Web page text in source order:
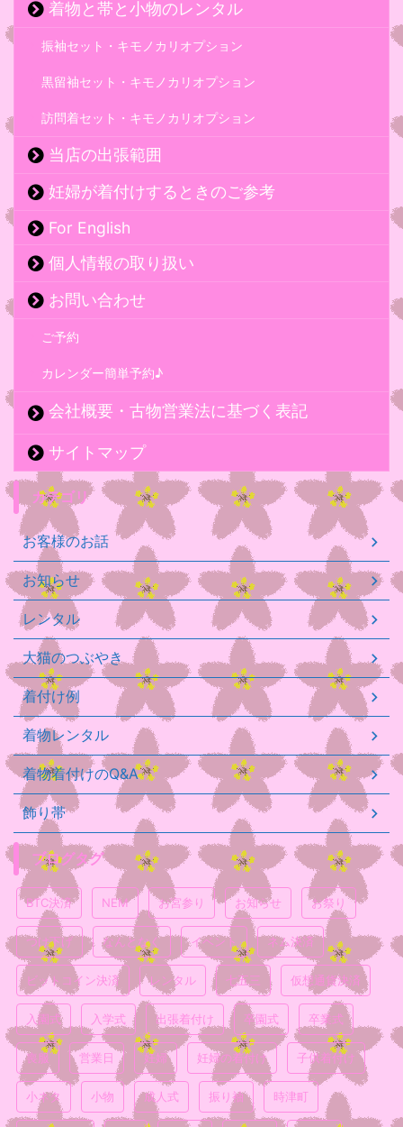
着物と帯と小物のレンタル
振袖セット・キモノカリオプション
黒留袖セット・キモノカリオプション
訪問着セット・キモノカリオプション
当店の出張範囲
妊婦が着付けするときのご参考
For English
個人情報の取り扱い
お問い合わせ
ご予約
カレンダー簡単予約♪
会社概要・古物営業法に基づく表記
サイトマップ
カテゴリ
お客様のお話
お知らせ
レンタル
大猫のつぶやき
着付け例
着物レンタル
着物着付けのQ&A
飾り帯
ブログタグ
BTC決済 NEM お宮参り お知らせ お祭り
つけ下げ なんとなく イベント ネム決済
ビットコイン決済 レンタル 七五三 仮想通貨決済
入園式 入学式 出張着付け 卒園式 卒業式
喪服 営業日 妊婦 妊婦の着付け 子供着付け
小ネタ 小物 成人式 振り袖 時津町